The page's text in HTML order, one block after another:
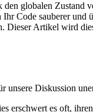
globalen Zustand
Code sauberer
Dieser Artikel wird
unsere Diskussion
es oft,